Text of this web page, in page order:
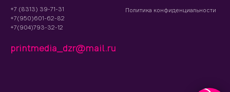
+7 (8313) 39-71-31
+7(950)601-62-82
+7(904)793-32-12
printmedia_dzr@mail.ru
Политика конфиденциальности